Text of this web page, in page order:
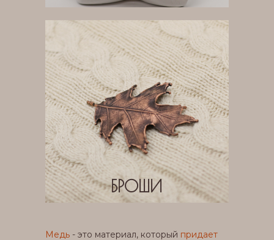
Медь - это материал, который придает
БРОШИ